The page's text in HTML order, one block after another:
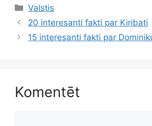
Kategorijas
Valstis
20 interesanti fakti par Kiribati
15 interesanti fakti par
Komentēt